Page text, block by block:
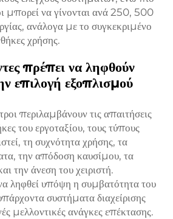
μπορεί να γίνονται ανά 250, 500
ανάλογα με το συγκεκριμένο
χρήσης.
πρέπει να ληφθούν
επιλογή εξοπλισμού
περιλαμβάνουν τις απαιτήσεις
του εργοταξίου, τους τύπους
τη συχνότητα χρήσης, τα
την απόδοση καυσίμου, τα
την άνεση του χειριστή.
ληφθεί υπόψη η συμβατότητα του
συστήματα διαχείρισης
μελλοντικές ανάγκες επέκτασης.